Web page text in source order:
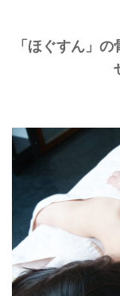
「ほぐすん」